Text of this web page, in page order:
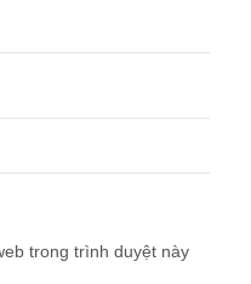
trong trình duyệt này